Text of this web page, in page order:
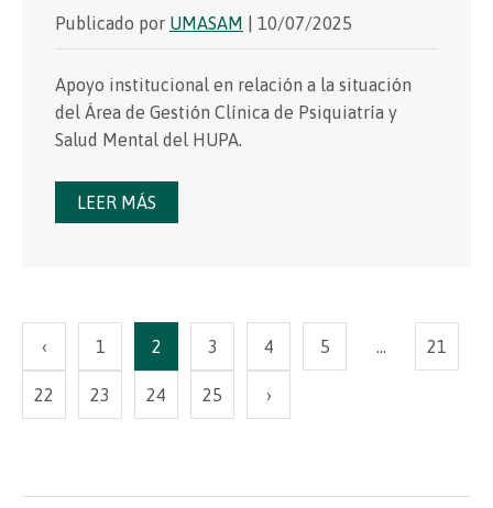
Publicado por UMASAM | 10/07/2025
Apoyo institucional en relación a la situación
del Área de Gestión Clínica de Psiquiatría y
Salud Mental del HUPA.
LEER MÁS
‹ 1 2 3 4 5 … 21
22 23 24 25 ›